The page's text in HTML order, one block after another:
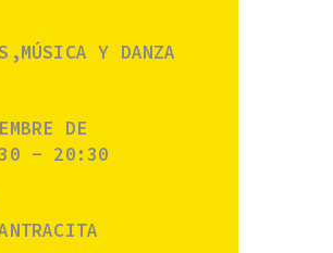
Y DANZA
DE
- 20:30